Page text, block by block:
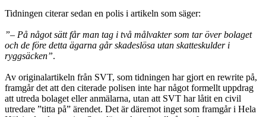
Tidningen citerar sedan en polis i artikeln som säger:
”– På något sätt får man tag i två målvakter som tar över bolaget
och de före detta ägarna går skadeslösa utan skatteskulder i
ryggsäcken”.
Av originalartikeln från SVT, som tidningen har gjort en rewrite på,
framgår det att den citerade polisen inte har något formellt uppdrag
att utreda bolaget eller anmälarna, utan att SVT har låtit en civil
utredare ”titta på” ärendet. Det är där­emot inget som framgår i Hela